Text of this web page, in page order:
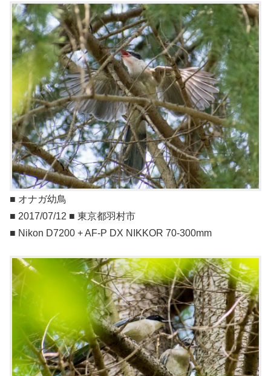
■ オナガ幼鳥
■ 2017/07/12 ■ 東京都羽村市
■ Nikon D7200 + AF-P DX NIKKOR 70-300mm